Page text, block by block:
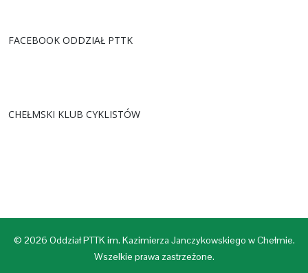
FACEBOOK ODDZIAŁ PTTK
CHEŁMSKI KLUB CYKLISTÓW
© 2026 Oddział PTTK im. Kazimierza Janczykowskiego w Chełmie.
Wszelkie prawa zastrzeżone.